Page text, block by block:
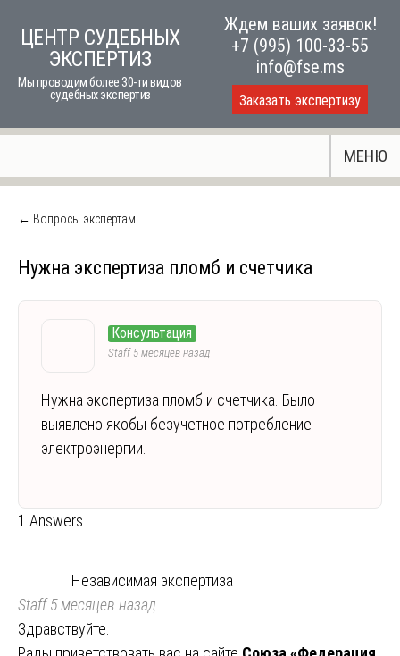
ЦЕНТР СУДЕБНЫХ
ЭКСПЕРТИЗ
Мы проводим более 30-ти видов
судебных экспертиз
Ждем ваших заявок!
+7 (995) 100-33-55
info@fse.ms
Заказать экспертизу
МЕНЮ
← Вопросы экспертам
Нужна экспертиза пломб и счетчика
Консультация
Staff5 месяцев назад
Нужна экспертиза пломб и счетчика. Было
выявлено якобы безучетное потребление
электроэнергии.
1 Answers
Независимая экспертиза
Staff5 месяцев назад
Здравствуйте.